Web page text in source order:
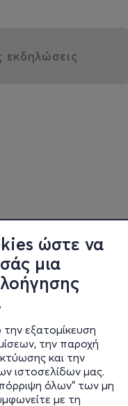
ώστε να
μια
εξατομίκευση
την παροχή
και την
ιστοσελίδων μας.
όλων" των μη
με τη
εκδηλώσεις